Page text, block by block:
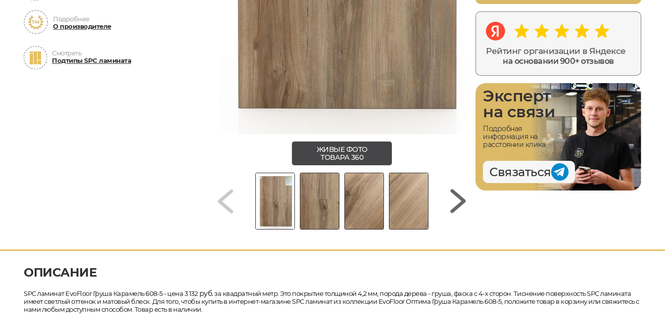
Подробнее
О производителе
Смотреть
Подтипы SPC ламината
ЖИВЫЕ ФОТО
ТОВАРА 360
Рейтинг организации в Яндексе
на основании 900+ отзывов
Эксперт
на связи
Подробная
информация на
расстоянии клика
Связаться
ОПИСАНИЕ
SPC ламинат EvoFloor Груша Карамель 608-5 - цена 3 132руб.за квадратный метр. Это покрытие толщиной 4,2 мм, порода дерева - груша, фаска с 4-х сторон. Тиснение поверхность SPC ламината
имеет светлый оттенок и матовый блеск. Для того, чтобы купить в интернет-магазине SPC ламинат из коллекции EvoFloor Оптима Груша Карамель 608-5, положите товар в корзину или свяжитесь с
нами любым доступным способом. Товар есть в наличии.